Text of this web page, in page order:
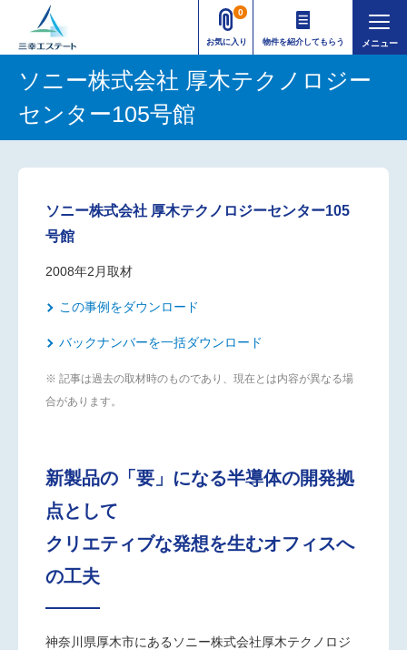
お気に入り
0
物件を紹介してもらう
ソニー株式会社 厚木テクノロジー
センター105号館
ソニー株式会社 厚木テクノロジーセンター105
号館
2008年2月取材
この事例をダウンロード
バックナンバーを一括ダウンロード
※ 記事は過去の取材時のものであり、現在とは内容が異なる場
合があります。
新製品の「要」になる半導体の開発拠
点として
クリエティブな発想を生むオフィスへ
の工夫
神奈川県厚木市にあるソニー株式会社厚木テクノロジ